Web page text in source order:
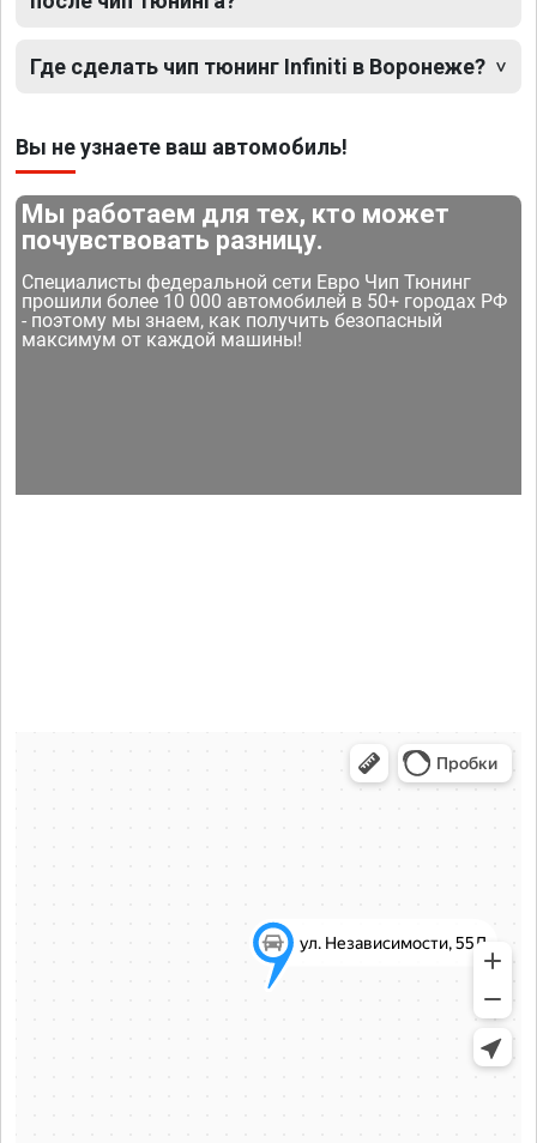
Где сделать чип тюнинг Infiniti в Воронеже?
Вы не узнаете ваш автомобиль!
Мы работаем для тех, кто может
почувствовать разницу.
Специалисты федеральной сети Евро Чип Тюнинг
прошили более 10 000 автомобилей в 50+ городах РФ
- поэтому мы знаем, как получить безопасный
максимум от каждой машины!